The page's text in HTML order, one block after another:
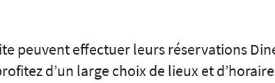
peuvent effectuer leurs réservations
d’un large choix de lieux et